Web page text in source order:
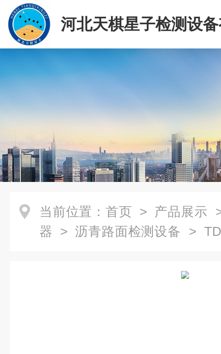
河北天棋星子检测设
司
当前位置： 首页 > 产品展示
器 > 沥青路面检测设备 >